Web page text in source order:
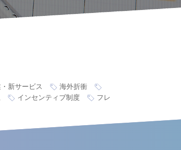
新サービス
海外折衝
インセンティブ制度
フレ